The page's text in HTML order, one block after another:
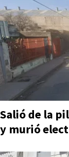
Salió de la
y murió